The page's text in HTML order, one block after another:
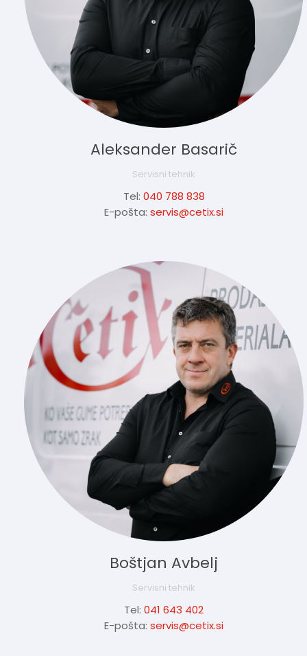
Aleksander Basarič
Servisni tehnik
Tel: 040 788 838
E-pošta: servis@cetix.si
Boštjan Avbelj
Servisni tehnik
Tel: 041 643 402
E-pošta: servis@cetix.si